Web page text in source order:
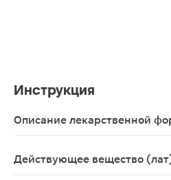
Инструкция
Описание лекарственной
Действующее вещество